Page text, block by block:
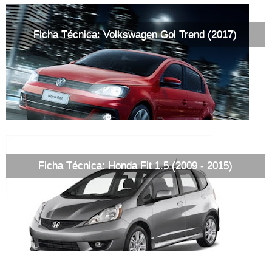
Ficha Técnica: Volkswagen Gol Trend (2017)
Ficha Técnica: Honda Fit 1.5 (2009 - 2015)